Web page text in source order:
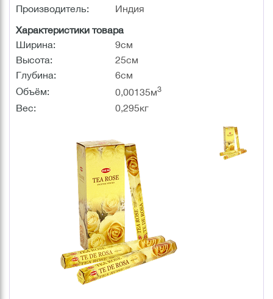
Производитель:
Индия
Характеристики товара
Ширина:
9см
Высота:
25см
Глубина:
6см
Объём:
0,00135м3
Вес: 0,295кг